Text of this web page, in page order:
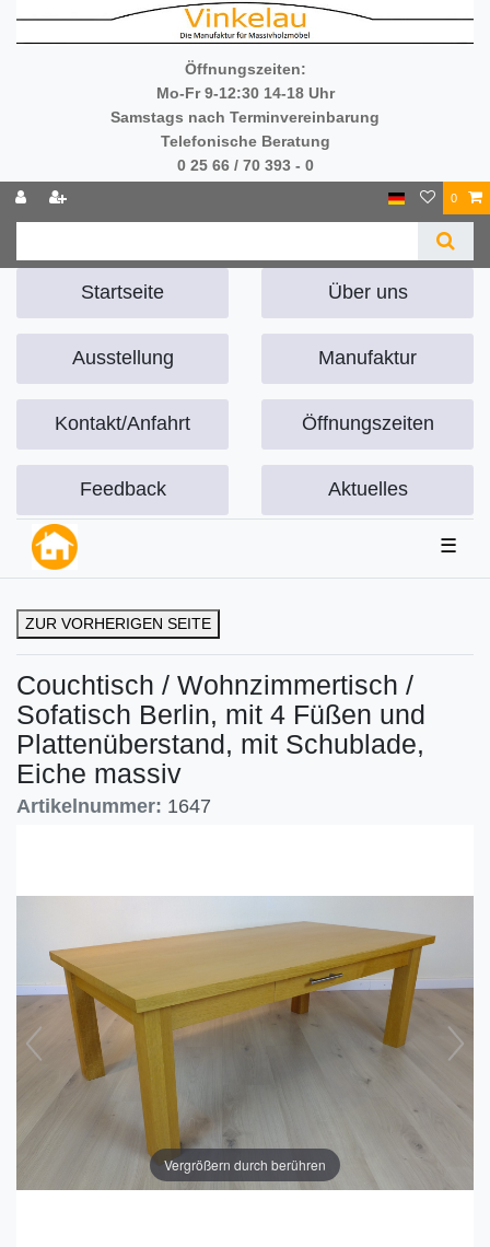
Öffnungszeiten:
Mo-Fr 9-12:30 14-18 Uhr
Samstags nach Terminvereinbarung
Telefonische Beratung
0 25 66 / 70 393 - 0
0
Startseite Über uns
Ausstellung Manufaktur
Kontakt/Anfahrt Öffnungszeiten
Feedback Aktuelles
☰
ZUR VORHERIGEN SEITE
Couchtisch / Wohnzimmertisch /
Sofatisch Berlin, mit 4 Füßen und
Plattenüberstand, mit Schublade,
Eiche massiv
Artikelnummer: 1647
Vergrößern durch berühren